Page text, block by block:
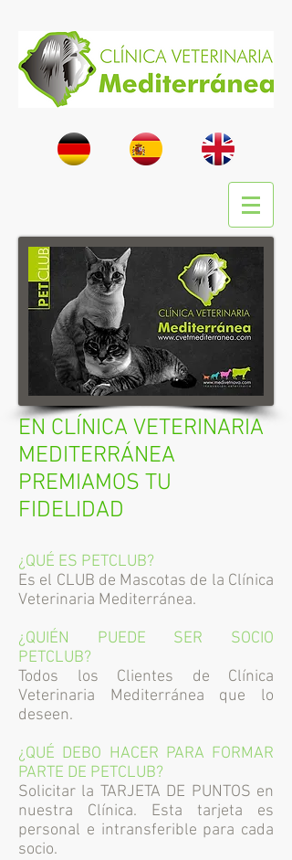
EN CLÍNICA VETERINARIA
MEDITERRÁNEA
PREMIAMOS TU
FIDELIDAD
¿QUÉ ES PETCLUB?
Es el CLUB de Mascotas de la Clínica
Veterinaria Mediterránea.
¿QUIÉN PUEDE SER SOCIO
PETCLUB?
Todos los Clientes de Clínica
Veterinaria Mediterránea que lo
deseen.
¿QUÉ DEBO HACER PARA FORMAR
PARTE DE PETCLUB?
Solicitar la TARJETA DE PUNTOS en
nuestra Clínica. Esta tarjeta es
personal e intransferible para cada
socio.